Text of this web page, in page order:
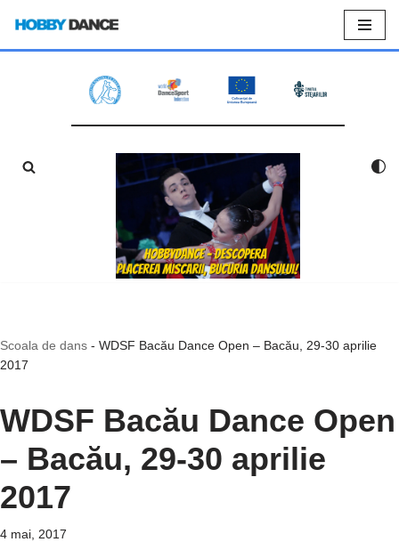
Sari
Scoala de dans - WDSF Bacău Dance Open – Bacău, 29-30 aprilie
2017
WDSF Bacău Dance Open
– Bacău, 29-30 aprilie
2017
4 mai, 2017